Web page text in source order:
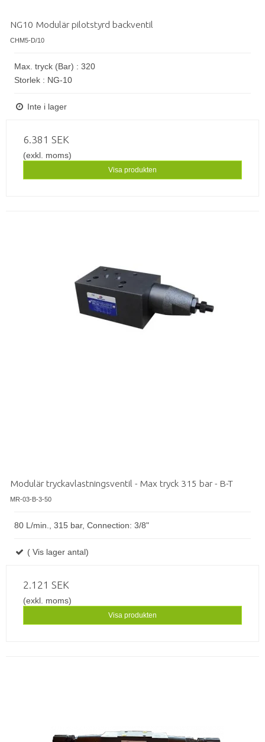
NG10 Modulär pilotstyrd backventil
CHM5-D/10
Max. tryck (Bar) : 320
Storlek : NG-10
Inte i lager
6.381 SEK
(exkl. moms)
Visa produkten
Modulär tryckavlastningsventil - Max tryck 315 bar - B-T
MR-03-B-3-50
80 L/min., 315 bar, Connection: 3/8"
( Vis lager antal)
2.121 SEK
(exkl. moms)
Visa produkten